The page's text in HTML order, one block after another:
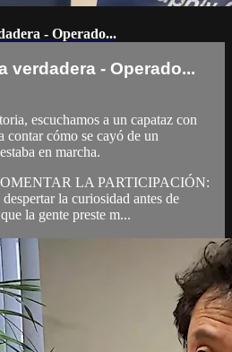
- Operado...
verdadera - Operado...
escuchamos a un capataz con
contar cómo se cayó de un
en marcha.
LA PARTICIPACIÓN:
la curiosidad antes de
la gente preste m...